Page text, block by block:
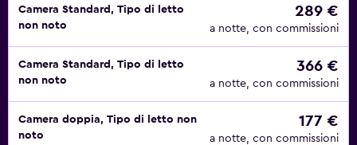
Camera Standard, Tipo di letto
non noto
289 €
a notte, con commissioni
Camera Standard, Tipo di letto
non noto
366 €
a notte, con commissioni
Camera doppia, Tipo di letto non
noto
177 €
a notte, con commissioni